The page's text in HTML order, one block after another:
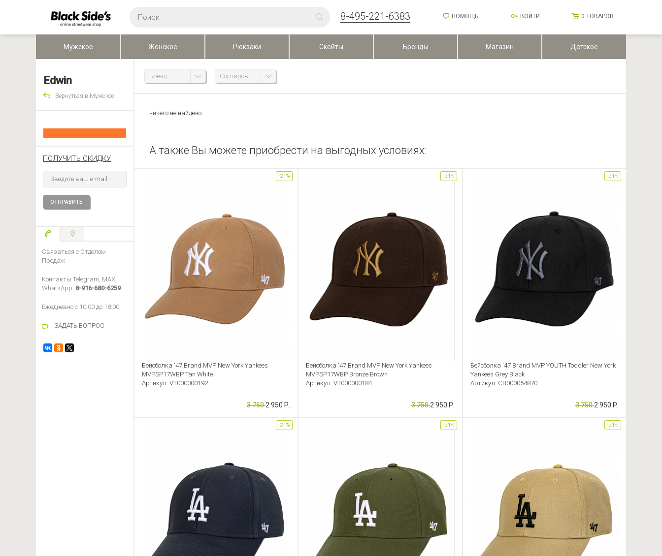
Edwin
Вернуться в Мужское
ПОЛУЧИТЬ СКИДКУ
Связаться с Отделом
Продаж
Контакты Telegram, MAX,
WhatsApp: 8-916-680-6259
Ежедневно с 10:00 до 18:00
ЗАДАТЬ ВОПРОС
Бренд Сортировка
ничего не найдено
А также Вы можете приобрести на выгодных условиях:
Бейсболка '47 Brand MVP New York Yankees
MVPSP17WBP Tan White
Артикул: VT000000192
3 7502 950 Р.
-21%
Бейсболка '47 Brand MVP New York Yankees
MVPSP17WBP Bronze Brown
Артикул: VT000000184
3 7502 950 Р.
-21%
Бейсболка '47 Brand MVP YOUTH Toddler New York
Yankees Grey Black
Артикул: CB000054870
3 7502 950 Р.
-21%
-21% -21% -21%
8-495-221-6383 ПОМОЩЬ ВОЙТИ 0 ТОВАРОВ
Мужское Женское Рюкзаки Скейты Бренды Магазин Детское